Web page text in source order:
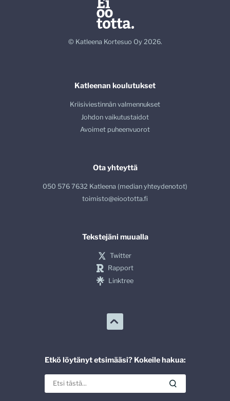
© Katleena Kortesuo Oy 2026.
Katleenan koulutukset
Kriisiviestinnän valmennukset
Johdon vaikutustaidot
Avoimet puheenvuorot
Ota yhteyttä
050 576 7632 Katleena (median yhteydenotot)
toimisto@eioototta.fi
Tekstejäni muualla
Twitter
Rapport
Linktree
Etkö löytänyt etsimääsi? Kokeile hakua: